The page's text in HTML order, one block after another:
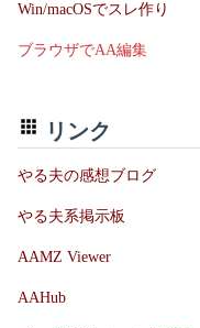
Win/macOSでスレ作り
ブラウザでAA編集
リンク
やる夫の感想ブログ
やる夫系掲示板
AAMZ Viewer
AAHub